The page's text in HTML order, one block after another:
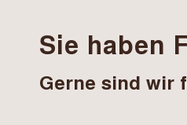
Sie haben
Gerne sind wir